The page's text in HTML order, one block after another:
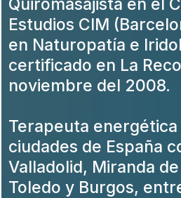
Quiromasajista en el
Estudios CIM
en Naturopatía e
certificado en La
noviembre del 2008.
Terapeuta energética
ciudades de España
Valladolid, Miranda
Toledo y Burgos,